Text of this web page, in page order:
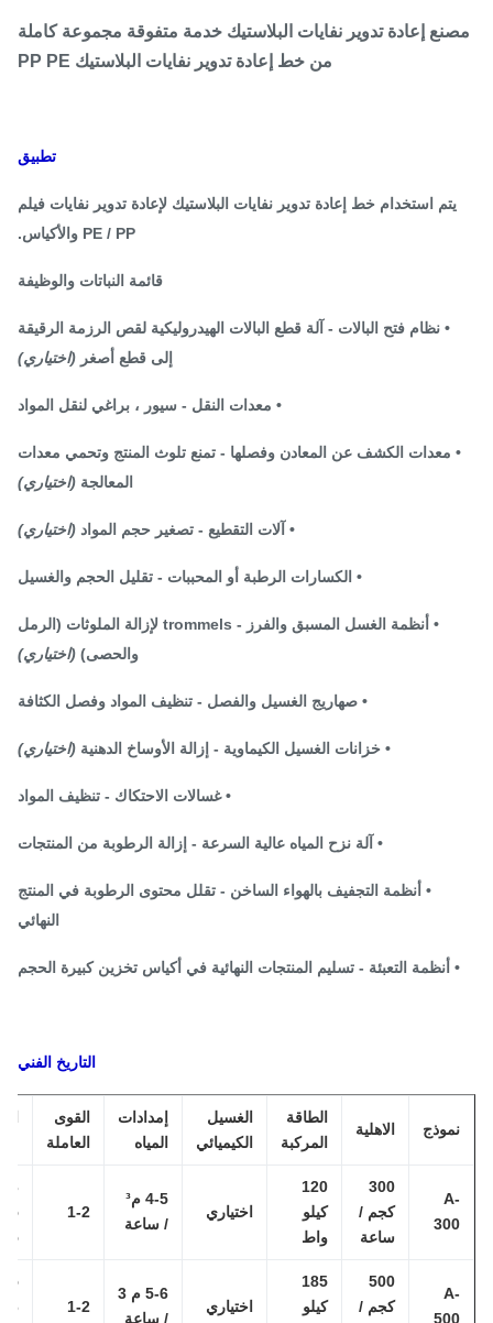
إعادة تدوير نفايات البلاستيك خدمة متفوقة مجموعة كاملة
من خط إعادة تدوير نفايات البلاستيك PP PE
تطبيق
يتم استخدام خط إعادة تدوير نفايات البلاستيك لإعادة تدوير نفايات فيلم
PE / PP والأكياس.
قائمة النباتات والوظيفة
• نظام فتح البالات - آلة قطع البالات الهيدروليكية لقص الرزمة الرقيقة
إلى قطع أصغر (اختياري)
• معدات النقل - سيور ، براغي لنقل المواد
معدات الكشف عن المعادن وفصلها - تمنع تلوث المنتج وتحمي معدات
المعالجة(اختياري)
• آلات التقطيع - تصغير حجم المواد(اختياري)
• الكسارات الرطبة أو المحببات - تقليل الحجم والغسيل
• أنظمة الغسل المسبق والفرز - trommels لإزالة الملوثات (الرمل
والحصى)(اختياري)
• صهاريج الغسيل والفصل - تنظيف المواد وفصل الكثافة
• خزانات الغسيل الكيماوية - إزالة الأوساخ الدهنية(اختياري)
• غسالات الاحتكاك - تنظيف المواد
• آلة نزح المياه عالية السرعة - إزالة الرطوبة من المنتجات
• أنظمة التجفيف بالهواء الساخن - تقلل محتوى الرطوبة في المنتج
النهائي
أنظمة التعبئة - تسليم المنتجات النهائية في أكياس تخزين كبيرة الحجم
التاريخ الفني
الاهلية
الطاقة
المركبة
الغسيل
الكيميائي
إمدادات
المياه
القوى
العاملة
مطلوبة
كجم /
كيلو
واط
اختياري
4-5 م³
/ ساعة
23 م *
كجم /
كيلو
اختياري
5-6 م 3
/ ساعة
25 م *